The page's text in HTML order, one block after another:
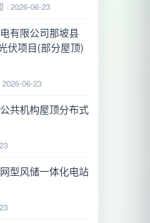
2026-06-23
有限公司那坡县
伏项目(部分屋顶)
06-23
共机构屋顶分布式
型风储一体化电站